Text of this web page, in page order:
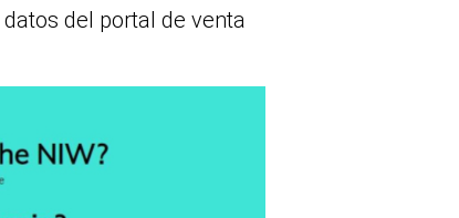
del portal de venta